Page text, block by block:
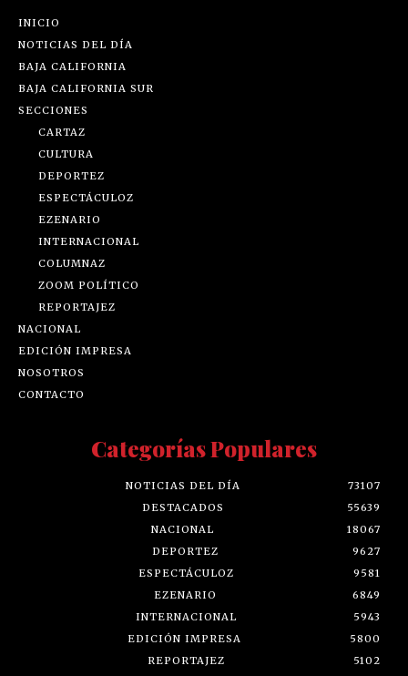
INICIO
NOTICIAS DEL DÍA
BAJA CALIFORNIA
BAJA CALIFORNIA SUR
SECCIONES
CARTAZ
CULTURA
DEPORTEZ
ESPECTÁCULOZ
EZENARIO
INTERNACIONAL
COLUMNAZ
ZOOM POLÍTICO
REPORTAJEZ
NACIONAL
EDICIÓN IMPRESA
NOSOTROS
CONTACTO
Categorías Populares
NOTICIAS DEL DÍA
73107
DESTACADOS
55639
NACIONAL
18067
DEPORTEZ
9627
ESPECTÁCULOZ
9581
EZENARIO
6849
INTERNACIONAL
5943
EDICIÓN IMPRESA
5800
REPORTAJEZ
5102